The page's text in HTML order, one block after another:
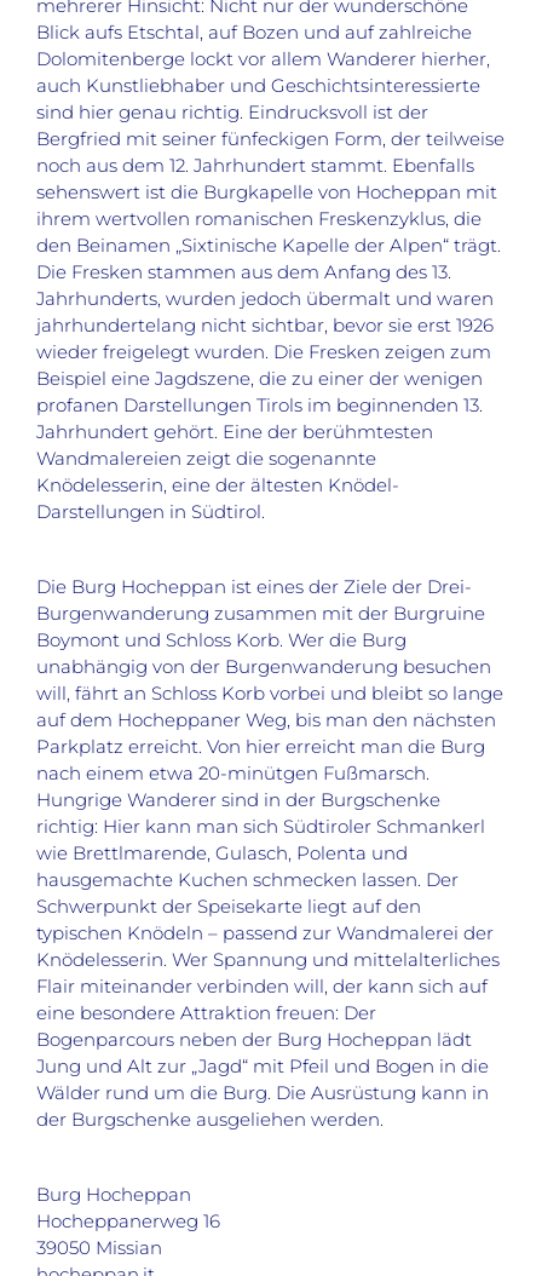
mehrerer Hinsicht: Nicht nur der wunderschöne
Blick aufs Etschtal, auf Bozen und auf zahlreiche
Dolomitenberge lockt vor allem Wanderer hierher,
auch Kunstliebhaber und Geschichtsinteressierte
sind hier genau richtig. Eindrucksvoll ist der
Bergfried mit seiner fünfeckigen Form, der teilweise
noch aus dem 12. Jahrhundert stammt. Ebenfalls
sehenswert ist die Burgkapelle von Hocheppan mit
ihrem wertvollen romanischen Freskenzyklus, die
den Beinamen „Sixtinische Kapelle der Alpen“ trägt.
Die Fresken stammen aus dem Anfang des 13.
Jahrhunderts, wurden jedoch übermalt und waren
jahrhundertelang nicht sichtbar, bevor sie erst 1926
wieder freigelegt wurden. Die Fresken zeigen zum
Beispiel eine Jagdszene, die zu einer der wenigen
profanen Darstellungen Tirols im beginnenden 13.
Jahrhundert gehört. Eine der berühmtesten
Wandmalereien zeigt die sogenannte
Knödelesserin, eine der ältesten Knödel-
Darstellungen in Südtirol.
Die Burg Hocheppan ist eines der Ziele der Drei-
Burgenwanderung zusammen mit der Burgruine
Boymont und Schloss Korb. Wer die Burg
unabhängig von der Burgenwanderung besuchen
will, fährt an Schloss Korb vorbei und bleibt so lange
auf dem Hocheppaner Weg, bis man den nächsten
Parkplatz erreicht. Von hier erreicht man die Burg
nach einem etwa 20-minütgen Fußmarsch.
Hungrige Wanderer sind in der Burgschenke
richtig: Hier kann man sich Südtiroler Schmankerl
wie Brettlmarende, Gulasch, Polenta und
hausgemachte Kuchen schmecken lassen. Der
Schwerpunkt der Speisekarte liegt auf den
typischen Knödeln – passend zur Wandmalerei der
Knödelesserin. Wer Spannung und mittelalterliches
Flair miteinander verbinden will, der kann sich auf
eine besondere Attraktion freuen: Der
Bogenparcours neben der Burg Hocheppan lädt
Jung und Alt zur „Jagd“ mit Pfeil und Bogen in die
Wälder rund um die Burg. Die Ausrüstung kann in
der Burgschenke ausgeliehen werden.
Burg Hocheppan
Hocheppanerweg 16
39050 Missian